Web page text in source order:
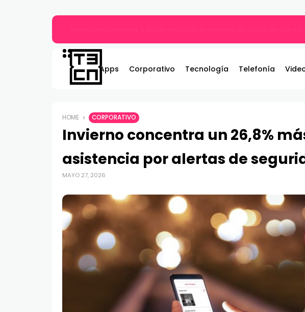
Apps Corporativo Tecnología Telefonía
HOME CORPORATIVO
Invierno concentra un 26,8%
asistencia por alertas de
MAYO 27, 2026